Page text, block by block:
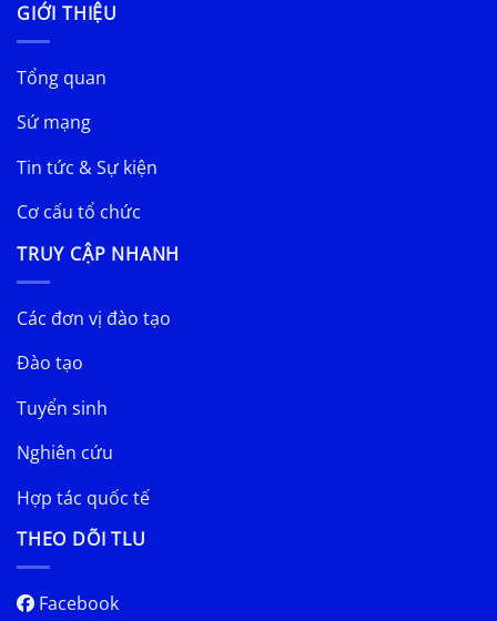
GIỚI THIỆU
Tổng quan
Sứ mạng
Tin tức & Sự kiện
Cơ cấu tổ chức
TRUY CẬP NHANH
Các đơn vị đào tạo
Đào tạo
Tuyển sinh
Nghiên cứu
Hợp tác quốc tế
THEO DÕI TLU
Facebook